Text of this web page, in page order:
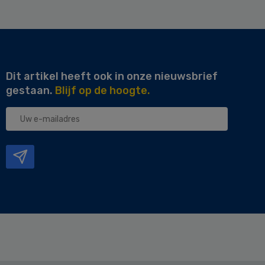
Dit artikel heeft ook in onze nieuwsbrief
gestaan. Blijf op de hoogte.
Uw